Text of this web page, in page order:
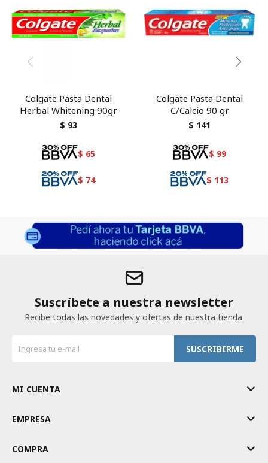
Colgate Pasta Dental
Herbal Whitening 90gr
$ 93
$ 65
$ 74
Colgate Pasta Dental
C/Calcio 90 gr
$ 141
$ 99
$ 113
Suscríbete a nuestra newsletter
Recibe todas las novedades y ofertas de nuestra tienda.
SUSCRIBIRME
MI CUENTA
EMPRESA
COMPRA